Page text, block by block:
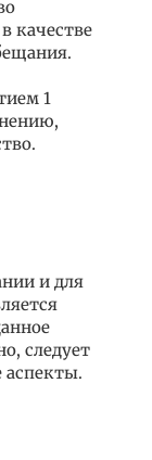
качестве
1
и для
следует
аспекты.